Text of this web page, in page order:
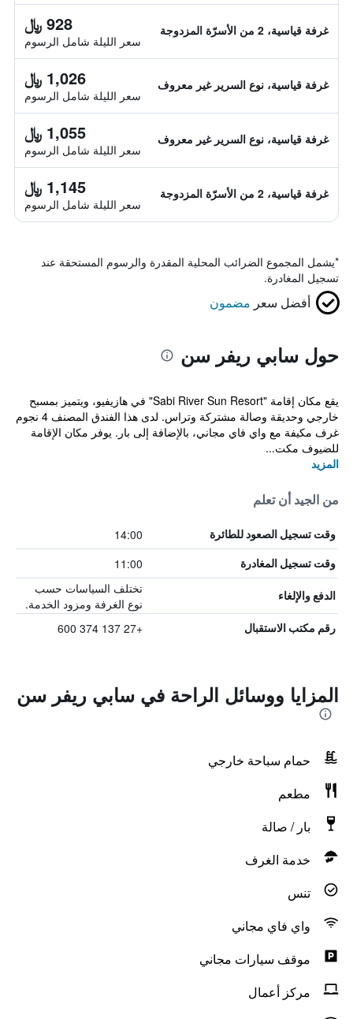
غرفة قياسية، 2 من الأسرّة المزدوجة 928 ﷼
سعر الليلة شامل الرسوم
غرفة قياسية، نوع السرير غير معروف 1,026 ﷼
سعر الليلة شامل الرسوم
غرفة قياسية، نوع السرير غير معروف 1,055 ﷼
سعر الليلة شامل الرسوم
غرفة قياسية، 2 من الأسرّة المزدوجة 1,145 ﷼
سعر الليلة شامل الرسوم
*يشمل المجموع الضرائب المحلية المقدرة والرسوم المستحقة عند
تسجيل المغادرة.
أفضل سعر مضمون
حول سابي ريفر سن
يقع مكان إقامة "Sabi River Sun Resort" في هازيفيو، ويتميز بمسبح
خارجي وحديقة وصالة مشتركة وتراس. لدى هذا الفندق المصنف 4 نجوم
غرف مكيفة مع واي فاي مجاني، بالإضافة إلى بار. يوفر مكان الإقامة
للضيوف مكت...
المزيد
من الجيد أن تعلم
وقت تسجيل الصعود للطائرة 14:00
وقت تسجيل المغادرة 11:00
الدفع والإلغاء
تختلف السياسات حسب
نوع الغرفة ومزود الخدمة.
رقم مكتب الاستقبال +27 137 374 600
المزايا ووسائل الراحة في سابي ريفر سن
حمام سباحة خارجي
مطعم
بار / صالة
خدمة الغرف
تنس
واي فاي مجاني
موقف سيارات مجاني
مركز أعمال